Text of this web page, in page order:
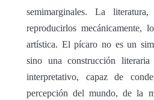
semimarginales. La
reproducirlos mecánicamente,
artística. El pícaro no es un
sino una construcción
interpretativo, capaz de
percepción del mundo, de la